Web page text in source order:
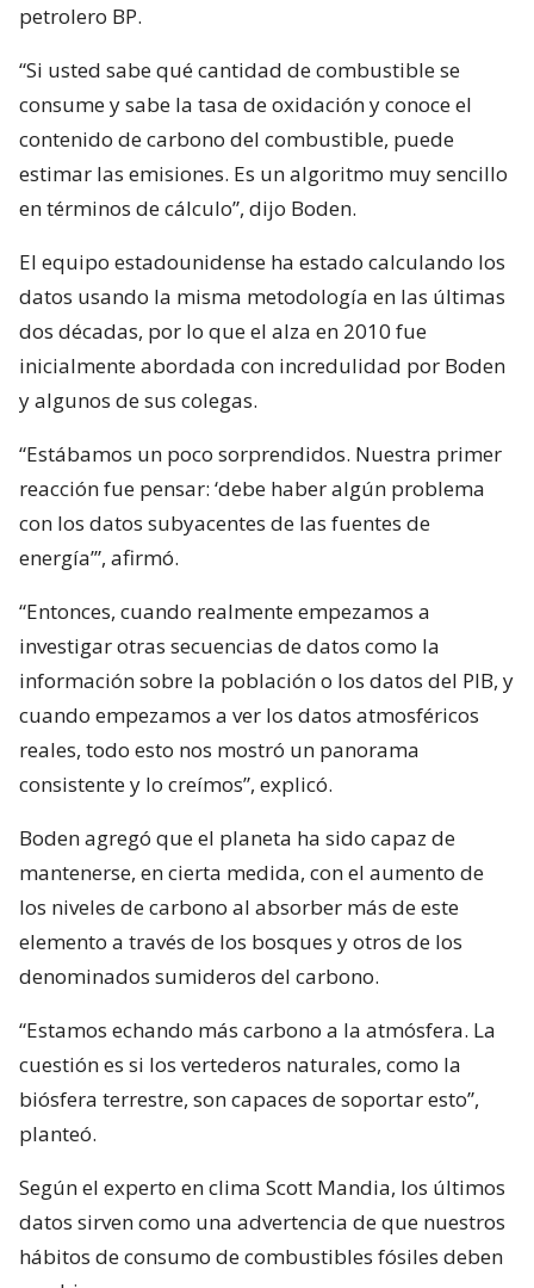
petrolero BP.
“Si usted sabe qué cantidad de combustible se
consume y sabe la tasa de oxidación y conoce el
contenido de carbono del combustible, puede
estimar las emisiones. Es un algoritmo muy sencillo
en términos de cálculo”, dijo Boden.
El equipo estadounidense ha estado calculando los
datos usando la misma metodología en las últimas
dos décadas, por lo que el alza en 2010 fue
inicialmente abordada con incredulidad por Boden
y algunos de sus colegas.
“Estábamos un poco sorprendidos. Nuestra primer
reacción fue pensar: ‘debe haber algún problema
con los datos subyacentes de las fuentes de
energía’”, afirmó.
“Entonces, cuando realmente empezamos a
investigar otras secuencias de datos como la
información sobre la población o los datos del PIB, y
cuando empezamos a ver los datos atmosféricos
reales, todo esto nos mostró un panorama
consistente y lo creímos”, explicó.
Boden agregó que el planeta ha sido capaz de
mantenerse, en cierta medida, con el aumento de
los niveles de carbono al absorber más de este
elemento a través de los bosques y otros de los
denominados sumideros del carbono.
“Estamos echando más carbono a la atmósfera. La
cuestión es si los vertederos naturales, como la
biósfera terrestre, son capaces de soportar esto”,
planteó.
Según el experto en clima Scott Mandia, los últimos
datos sirven como una advertencia de que nuestros
hábitos de consumo de combustibles fósiles deben